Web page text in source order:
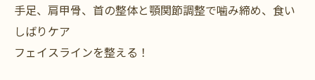
手足、肩甲骨、首の整体と顎関節調整で噛み締め、食い
しばりケア
フェイスラインを整える！